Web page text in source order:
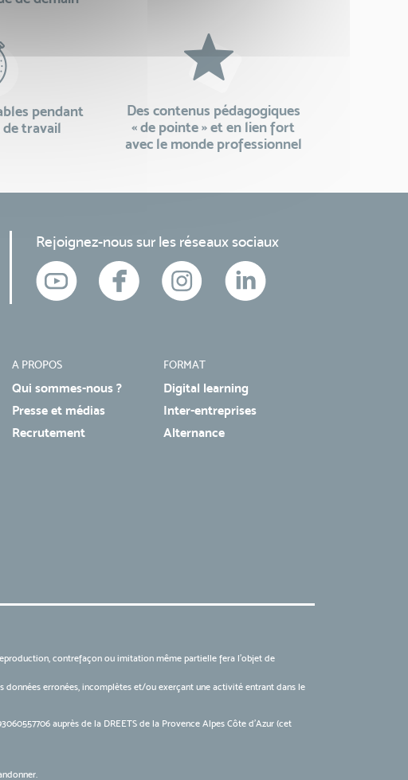
pendant
travail
Des contenus pédagogiques
« de pointe » et en lien fort
avec le monde professionnel
Rejoignez-nous sur les réseaux sociaux
A PROPOS
Qui sommes-nous ?
Presse et médias
Recrutement
FORMAT
Digital learning
Inter-entreprises
Alternance
contrefaçon ou imitation même partielle fera l'objet de
erronées, incomplètes et/ou exerçant une activité entrant dans le
auprès de la DREETS de la Provence Alpes Côte d’Azur (cet